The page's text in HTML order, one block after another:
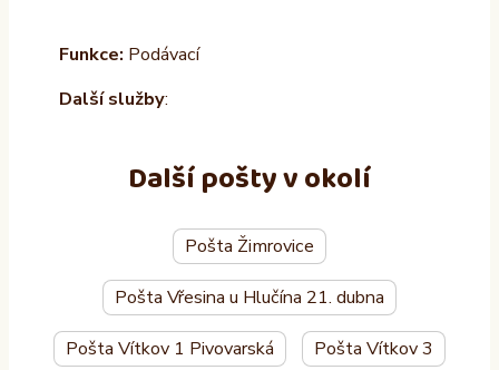
Funkce: Podávací
Další služby:
Další pošty v okolí
Pošta Žimrovice
Pošta Vřesina u Hlučína 21. dubna
Pošta Vítkov 1 Pivovarská Pošta Vítkov 3